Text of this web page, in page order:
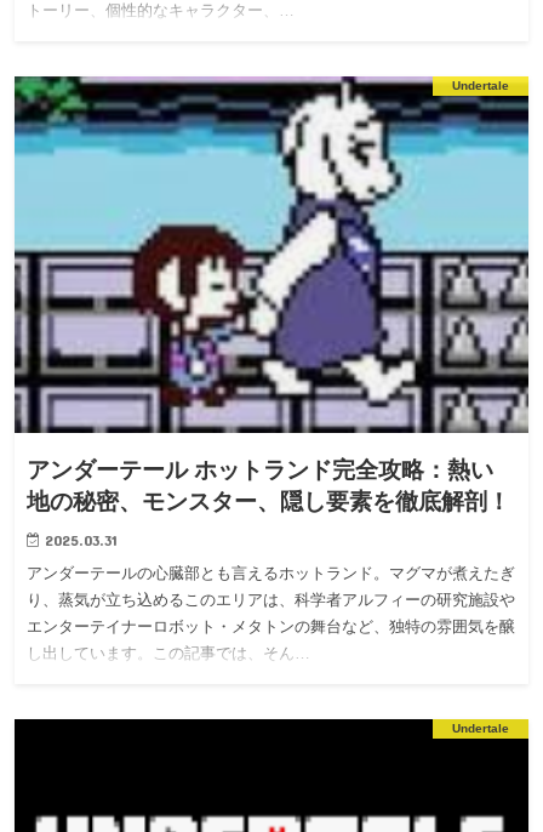
トーリー、個性的なキャラクター、…
Undertale
アンダーテール ホットランド完全攻略：熱い
地の秘密、モンスター、隠し要素を徹底解剖！
2025.03.31
アンダーテールの心臓部とも言えるホットランド。マグマが煮えたぎ
り、蒸気が立ち込めるこのエリアは、科学者アルフィーの研究施設や
エンターテイナーロボット・メタトンの舞台など、独特の雰囲気を醸
し出しています。この記事では、そん…
Undertale